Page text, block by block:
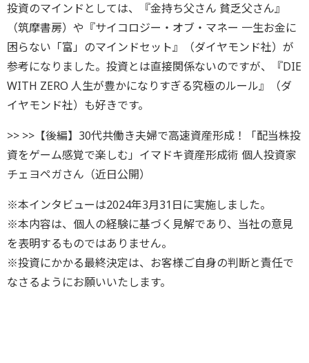
投資のマインドとしては、『金持ち父さん 貧乏父さん』
（筑摩書房）や『サイコロジー・オブ・マネー 一生お金に
困らない「富」のマインドセット』（ダイヤモンド社）が
参考になりました。投資とは直接関係ないのですが、『DIE
WITH ZERO 人生が豊かになりすぎる究極のルール』（ダ
イヤモンド社）も好きです。
>> >>【後編】30代共働き夫婦で高速資産形成！「配当株投
資をゲーム感覚で楽しむ」イマドキ資産形成術 個人投資家
チェヨペガさん（近日公開）
※本インタビューは2024年3月31日に実施しました。
※本内容は、個人の経験に基づく見解であり、当社の意見
を表明するものではありません。
※投資にかかる最終決定は、お客様ご自身の判断と責任で
なさるようにお願いいたします。